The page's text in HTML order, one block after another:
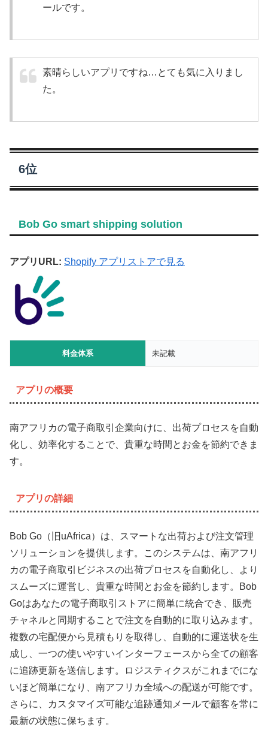
ールです。
素晴らしいアプリですね…とても気に入りまし
た。
6位
Bob Go smart shipping solution
アプリURL: Shopify アプリストアで見る
料金体系 未記載
アプリの概要
南アフリカの電子商取引企業向けに、出荷プロセスを自動
化し、効率化することで、貴重な時間とお金を節約できま
す。
アプリの詳細
Bob Go（旧uAfrica）は、スマートな出荷および注文管理
ソリューションを提供します。このシステムは、南アフリ
カの電子商取引ビジネスの出荷プロセスを自動化し、より
スムーズに運営し、貴重な時間とお金を節約します。Bob
Goはあなたの電子商取引ストアに簡単に統合でき、販売
チャネルと同期することで注文を自動的に取り込みます。
複数の宅配便から見積もりを取得し、自動的に運送状を生
成し、一つの使いやすいインターフェースから全ての顧客
に追跡更新を送信します。ロジスティクスがこれまでにな
いほど簡単になり、南アフリカ全域への配送が可能です。
さらに、カスタマイズ可能な追跡通知メールで顧客を常に
最新の状態に保ちます。